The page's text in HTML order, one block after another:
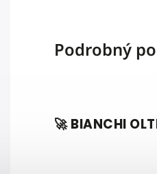
Podrobný
🚀BIANCHI